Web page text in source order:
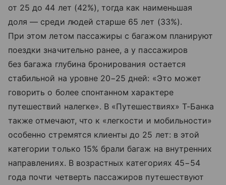
от 25 до 44 лет (42%), тогда как наименьшая
доля — среди людей старше 65 лет (33%).
При этом летом пассажиры с багажом планируют
поездки значительно ранее, а у пассажиров
без багажа глубина бронирования остается
стабильной на уровне 20−25 дней: «Это может
говорить о более спонтанном характере
путешествий налегке». В «Путешествиях» Т-Банка
также отмечают, что к «легкости и мобильности»
особенно стремятся клиенты до 25 лет: в этой
категории только 15% брали багаж на внутренних
направлениях. В возрастных категориях 45−54
года почти четверть пассажиров путешествуют